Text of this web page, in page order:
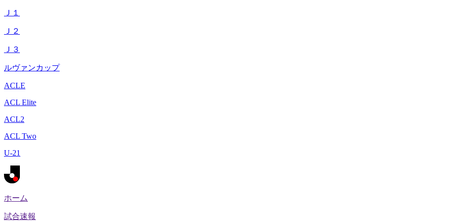
Ｊ１
Ｊ２
Ｊ３
ルヴァンカップ
ACLE
ACL Elite
ACL2
ACL Two
U-21
ホーム
試合速報